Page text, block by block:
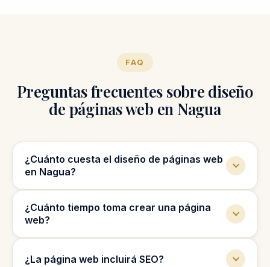
FAQ
Preguntas frecuentes sobre diseño
de páginas web en Nagua
¿Cuánto cuesta el diseño de páginas web
en Nagua?
de páginas y funciones que necesita tu
negocio.
¿Cuánto tiempo toma crear una página
web?
2 a 4 semanas, según el tamaño del
¿La página web incluirá SEO?